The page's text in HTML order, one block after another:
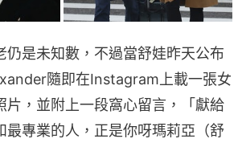
仍是未知數，不過當舒娃昨天公布
隨即在Instagram上載一張女
片，並附上一段窩心留言，「獻給
最專業的人，正是你呀瑪莉亞（舒